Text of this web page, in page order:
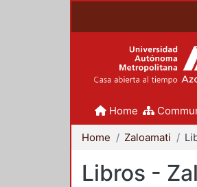
Home
Home Zaloamati
Libros -